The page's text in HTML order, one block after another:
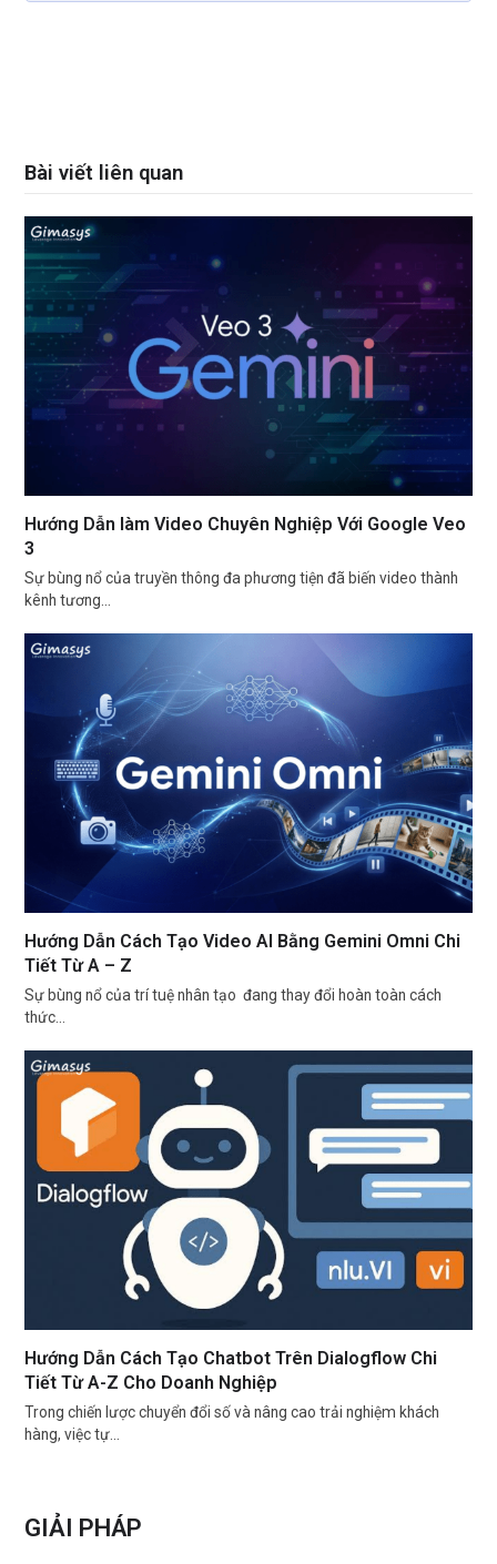
Bài viết liên quan
Hướng Dẫn làm Video Chuyên Nghiệp Với Google Veo
3
Sự bùng nổ của truyền thông đa phương tiện đã biến video thành
kênh tương…
Hướng Dẫn Cách Tạo Video AI Bằng Gemini Omni Chi
Tiết Từ A – Z
Sự bùng nổ của trí tuệ nhân tạo đang thay đổi hoàn toàn cách
thức…
Hướng Dẫn Cách Tạo Chatbot Trên Dialogflow Chi
Tiết Từ A-Z Cho Doanh Nghiệp
Trong chiến lược chuyển đổi số và nâng cao trải nghiệm khách
hàng, việc tự…
GIẢI PHÁP